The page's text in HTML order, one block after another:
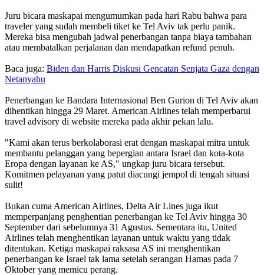
Juru bicara maskapai mengumumkan pada hari Rabu bahwa para
traveler yang sudah membeli tiket ke Tel Aviv tak perlu panik.
Mereka bisa mengubah jadwal penerbangan tanpa biaya tambahan
atau membatalkan perjalanan dan mendapatkan refund penuh.
Baca juga: Biden dan Harris Diskusi Gencatan Senjata Gaza dengan
Netanyahu
Penerbangan ke Bandara Internasional Ben Gurion di Tel Aviv akan
dihentikan hingga 29 Maret. American Airlines telah memperbarui
travel advisory di website mereka pada akhir pekan lalu.
"Kami akan terus berkolaborasi erat dengan maskapai mitra untuk
membantu pelanggan yang bepergian antara Israel dan kota-kota
Eropa dengan layanan ke AS," ungkap juru bicara tersebut.
Komitmen pelayanan yang patut diacungi jempol di tengah situasi
sulit!
Bukan cuma American Airlines, Delta Air Lines juga ikut
memperpanjang penghentian penerbangan ke Tel Aviv hingga 30
September dari sebelumnya 31 Agustus. Sementara itu, United
Airlines telah menghentikan layanan untuk waktu yang tidak
ditentukan. Ketiga maskapai raksasa AS ini menghentikan
penerbangan ke Israel tak lama setelah serangan Hamas pada 7
Oktober yang memicu perang.